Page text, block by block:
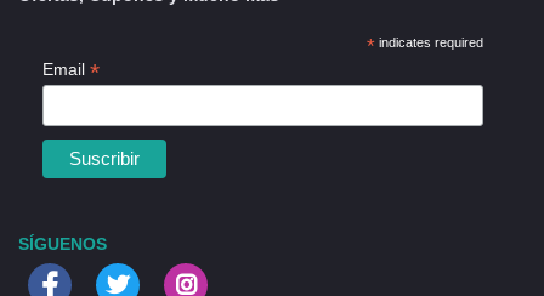
*indicates required
Email *
SÍGUENOS